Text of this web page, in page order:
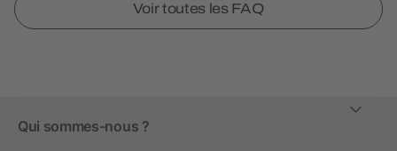
Voir toutes les FAQ
Qui sommes-nous ?